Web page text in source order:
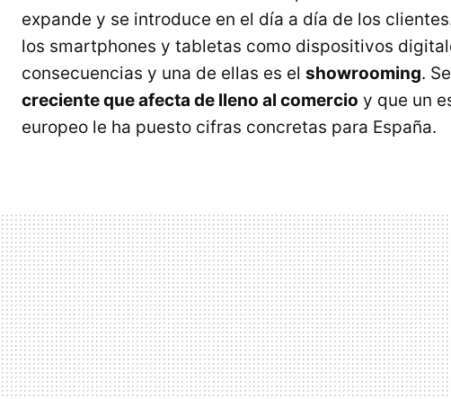
expande y se introduce en el día a día de los
los smartphones y tabletas como dispositivos
consecuencias y una de ellas es el showrooming.
creciente que afecta de lleno al comercio y que un
europeo le ha puesto cifras concretas para España.